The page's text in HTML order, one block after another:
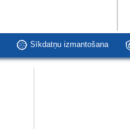
Sīkdatņu izmantošana